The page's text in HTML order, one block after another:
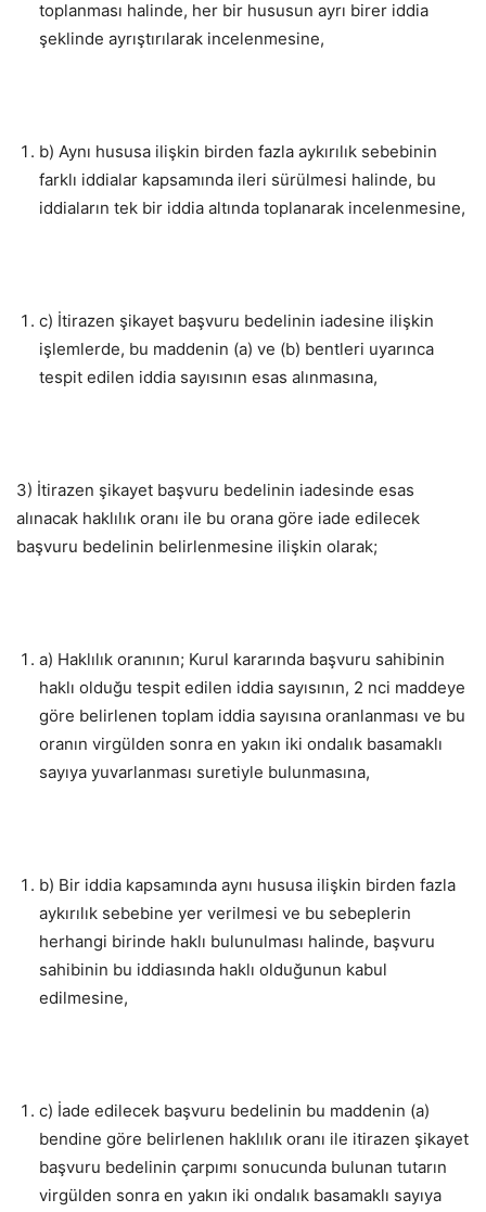
toplanması halinde, her bir hususun ayrı birer iddia
şeklinde ayrıştırılarak incelenmesine,
b) Aynı hususa ilişkin birden fazla aykırılık sebebinin
farklı iddialar kapsamında ileri sürülmesi halinde, bu
iddiaların tek bir iddia altında toplanarak incelenmesine,
c) İtirazen şikayet başvuru bedelinin iadesine ilişkin
işlemlerde, bu maddenin (a) ve (b) bentleri uyarınca
tespit edilen iddia sayısının esas alınmasına,
3) İtirazen şikayet başvuru bedelinin iadesinde esas
alınacak haklılık oranı ile bu orana göre iade edilecek
başvuru bedelinin belirlenmesine ilişkin olarak;
a) Haklılık oranının; Kurul kararında başvuru sahibinin
haklı olduğu tespit edilen iddia sayısının, 2 nci maddeye
göre belirlenen toplam iddia sayısına oranlanması ve bu
oranın virgülden sonra en yakın iki ondalık basamaklı
sayıya yuvarlanması suretiyle bulunmasına,
b) Bir iddia kapsamında aynı hususa ilişkin birden fazla
aykırılık sebebine yer verilmesi ve bu sebeplerin
herhangi birinde haklı bulunulması halinde, başvuru
sahibinin bu iddiasında haklı olduğunun kabul
edilmesine,
c) İade edilecek başvuru bedelinin bu maddenin (a)
bendine göre belirlenen haklılık oranı ile itirazen şikayet
başvuru bedelinin çarpımı sonucunda bulunan tutarın
virgülden sonra en yakın iki ondalık basamaklı sayıya